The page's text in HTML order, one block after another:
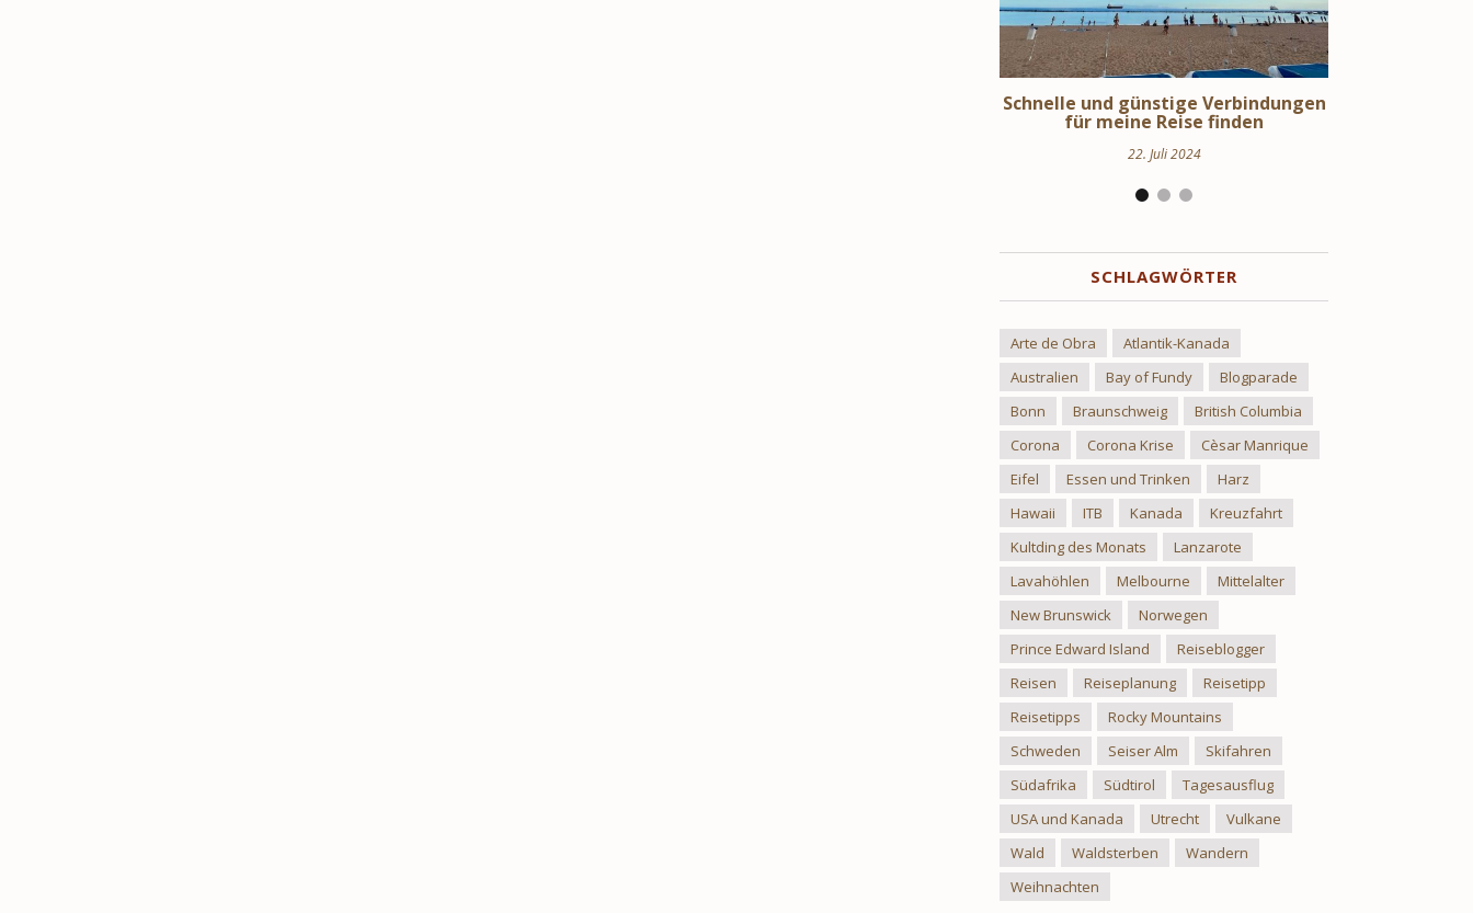
Schweden Urlaub – Haus am See in
Uppland
24. März 2024
SCHLAGWÖRTER
Arte de Obra
Atlantik-Kanada
Australien
Bay of Fundy
Blogparade
Bonn
Braunschweig
British Columbia
Corona
Corona Krise
Cèsar Manrique
Eifel
Essen und Trinken
Harz
Hawaii
ITB Kanada
Kreuzfahrt
Kultding des Monats
Lanzarote
Lavahöhlen
Melbourne
Mittelalter
New Brunswick
Norwegen
Prince Edward Island
Reiseblogger
Reisen
Reiseplanung
Reisetipp
Reisetipps
Rocky Mountains
Schweden
Seiser Alm
Skifahren
Südafrika
Südtirol
Tagesausflug
USA und Kanada
Utrecht
Vulkane
Wald
Waldsterben
Wandern
Weihnachten